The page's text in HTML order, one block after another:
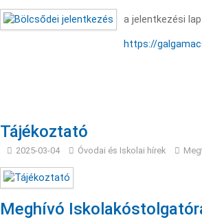
a jelentkezési
https://
Tájékoztató
2025-03-04 Óvodai és Iskolai hírek
Meghívó